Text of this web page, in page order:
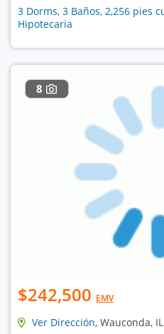
3 Dorms, 3 Baños, 2,256 pies
Hipotecaria
8
$242,500 EMV
Ver Dirección, Wauconda,